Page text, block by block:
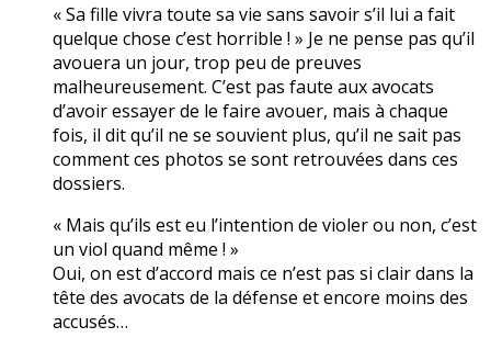
« Sa fille vivra toute sa vie sans savoir s’il lui a fait
quelque chose c’est horrible ! » Je ne pense pas qu’il
avouera un jour, trop peu de preuves
malheureusement. C’est pas faute aux avocats
d’avoir essayer de le faire avouer, mais à chaque
fois, il dit qu’il ne se souvient plus, qu’il ne sait pas
comment ces photos se sont retrouvées dans ces
dossiers.
« Mais qu’ils est eu l’intention de violer ou non, c’est
un viol quand même ! »
Oui, on est d’accord mais ce n’est pas si clair dans la
tête des avocats de la défense et encore moins des
accusés…